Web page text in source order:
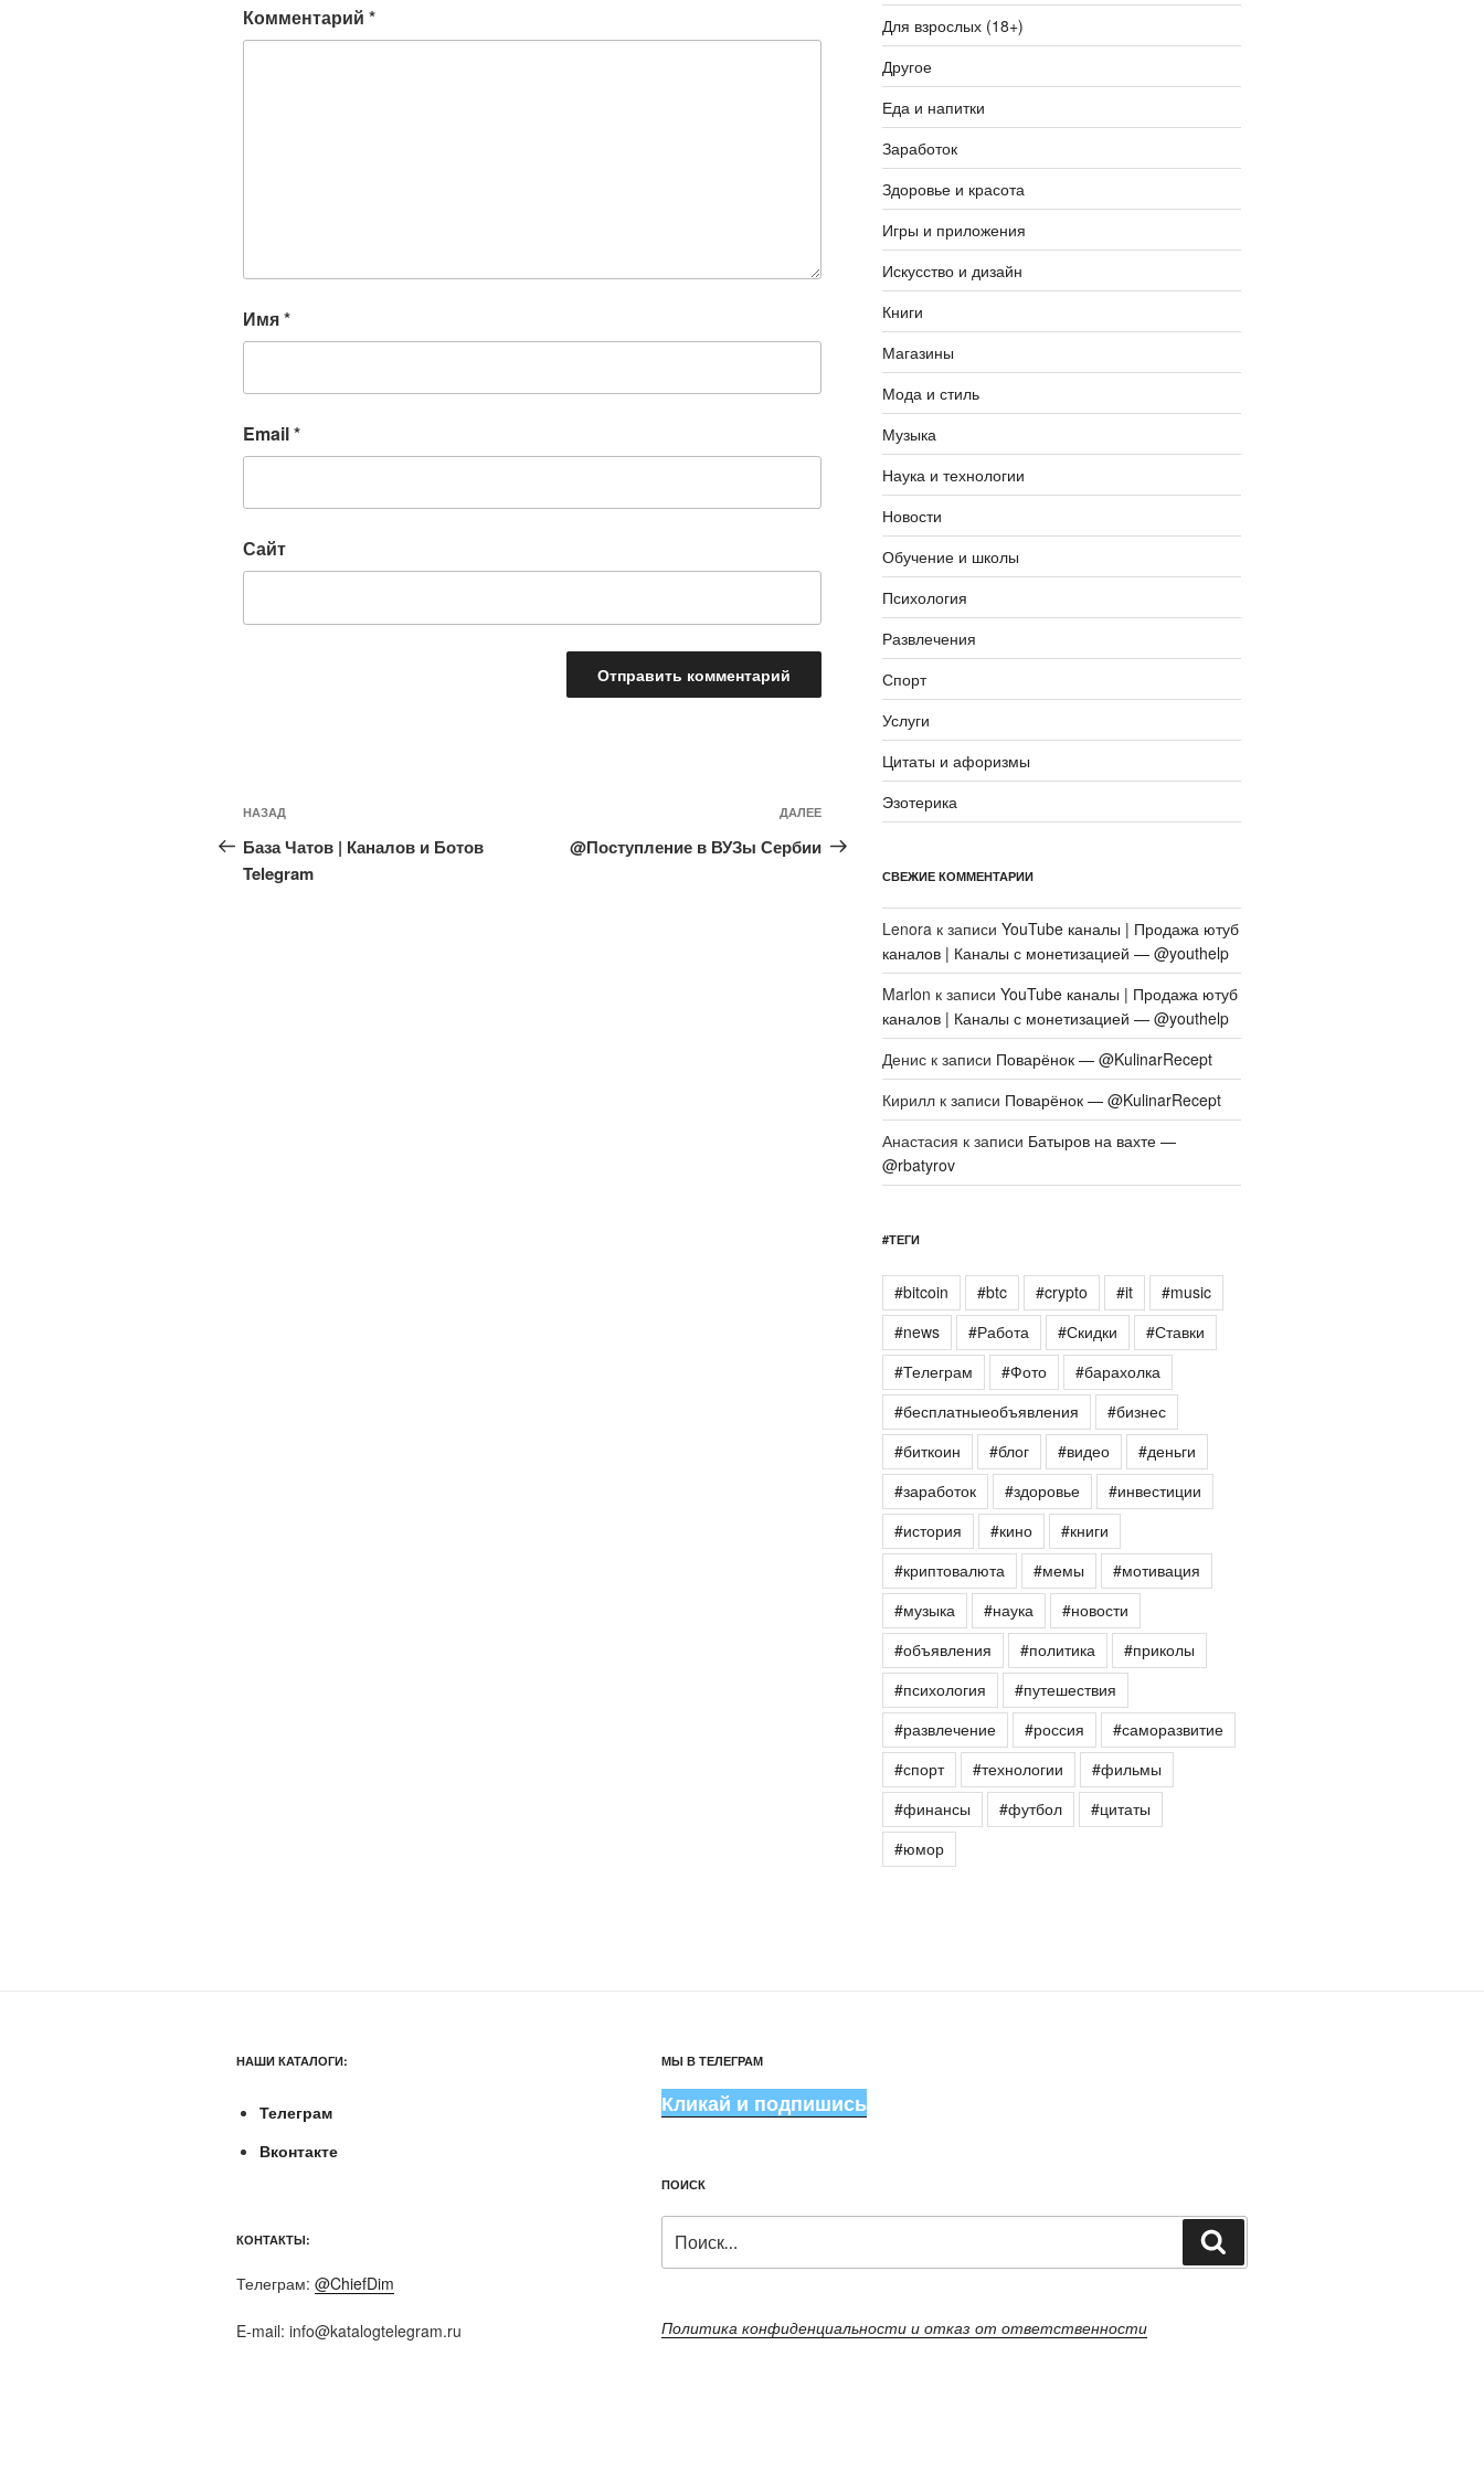
Комментарий *
Имя*
Email*
Сайт
Навигация
по
записям
Предыдущая
запись:
НАЗАД
База Чатов | Каналов и Ботов
Telegram
Следующая
запись
ДАЛЕЕ
@Поступление в ВУЗы Сербии
Для взрослых (18+)
Другое
Еда и напитки
Заработок
Здоровье и красота
Игры и приложения
Искусство и дизайн
Книги
Магазины
Мода и стиль
Музыка
Наука и технологии
Новости
Обучение и школы
Психология
Развлечения
Спорт
Услуги
Цитаты и афоризмы
Эзотерика
СВЕЖИЕ КОММЕНТАРИИ
Lenoraк записи YouTube каналы | Продажа ютуб
каналов | Каналы с монетизацией — @youthelp
Marlon к записи YouTube каналы | Продажа ютуб
каналов | Каналы с монетизацией — @youthelp
Дениск записи Поварёнок — @KulinarRecept
Кириллк записи Поварёнок — @KulinarRecept
Анастасия к записи Батыров на вахте —
@rbatyrov
#ТЕГИ
#bitcoin #btc #crypto #it
#music
#news
#Работа #Скидки
#Ставки
#Телеграм
#Фото
#барахолка
#бесплатныеобъявления
#бизнес
#биткоин
#блог #видео
#деньги
#заработок
#здоровье
#инвестиции
#история
#кино
#книги
#криптовалюта
#мемы
#мотивация
#музыка
#наука
#новости
#объявления
#политика
#приколы
#психология
#путешествия
#развлечение
#россия
#саморазвитие
#спорт
#технологии
#фильмы
#финансы
#футбол
#цитаты
#юмор
НАШИ КАТАЛОГИ:
Телеграм
Вконтакте
КОНТАКТЫ:
Телеграм: @ChiefDim
E-mail: info@katalogtelegram.ru
МЫ В ТЕЛЕГРАМ
Кликай и подпишись
ПОИСК
Политика конфиденциальности и отказ от ответственности